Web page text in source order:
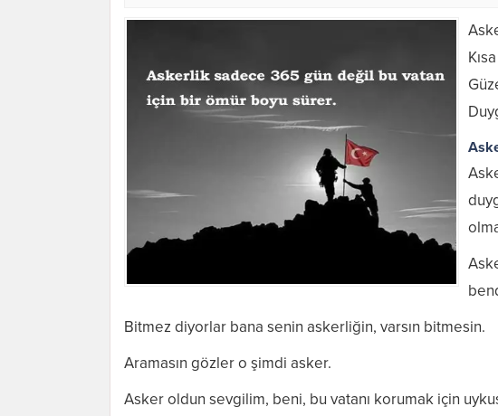
Bitmez diyorlar bana senin askerliğin, varsın bitmesin.
Aramasın gözler o şimdi asker.
Asker oldun sevgilim, beni, bu vatanı korumak için